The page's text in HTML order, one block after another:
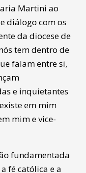
Martini ao
diálogo com os
da diocese de
tem dentro de
falam entre si,
e inquietantes
em mim
mim e vice-
fundamentada
fé católica e a